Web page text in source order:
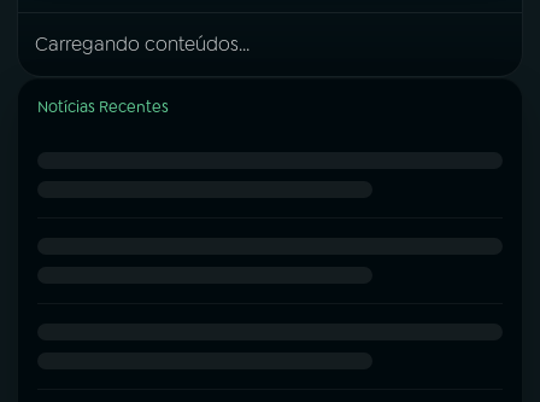
Carregando conteúdos...
Notícias Recentes